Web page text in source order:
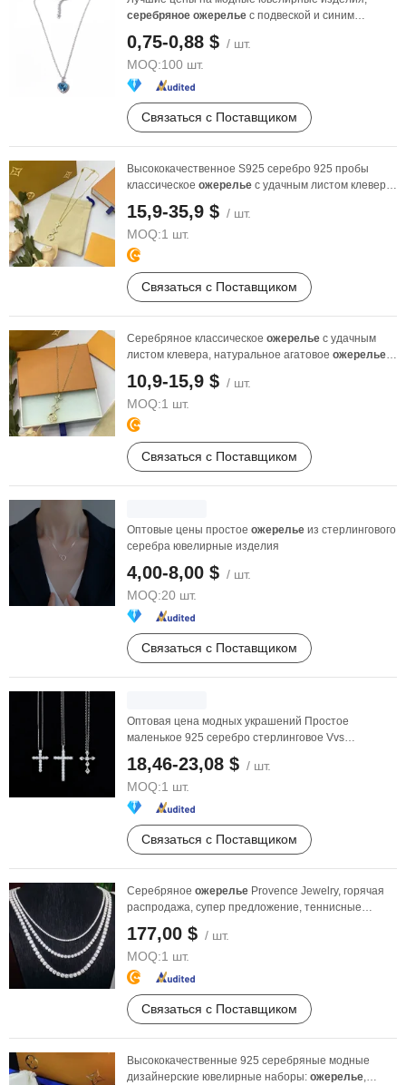
серебряное ожерелье с подвеской и синим
0,75-0,88 $ / шт.
MOQ:100 шт.
Связаться с Поставщиком
Высококачественное S925 серебро 925 пробы
классическое ожерелье с удачным листом клевера,
15,9-35,9 $ / шт.
MOQ:1 шт.
Связаться с Поставщиком
Серебряное классическое ожерелье с удачным
листом клевера, натуральное агатовое ожерелье
10,9-15,9 $ / шт.
MOQ:1 шт.
Связаться с Поставщиком
Оптовые цены простое ожерелье из стерлингового
серебра ювелирные изделия
4,00-8,00 $ / шт.
MOQ:20 шт.
Связаться с Поставщиком
Оптовая цена модных украшений Простое
маленькое 925 серебро стерлинговое Vvs
моиссанит моссанит ...
18,46-23,08 $ / шт.
MOQ:1 шт.
Связаться с Поставщиком
Серебряное ожерелье Provence Jewelry, горячая
распродажа, супер предложение, теннисные
177,00 $ / шт.
MOQ:1 шт.
Связаться с Поставщиком
Высококачественные 925 серебряные модные
дизайнерские ювелирные наборы: ожерелье,